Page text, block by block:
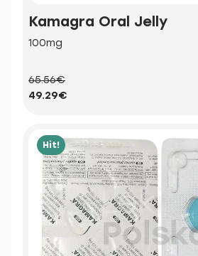
Kamagra Oral Jelly
100mg
65.56€
49.29€
Hit!